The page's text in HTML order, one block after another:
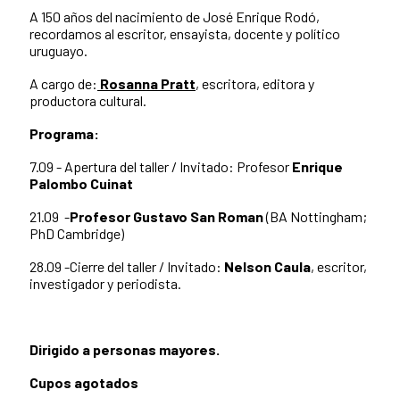
A 150 años del nacimiento de José Enrique Rodó,
recordamos al escritor, ensayista, docente y político
uruguayo.
A cargo de: Rosanna Pratt, escritora, editora y
productora cultural.
Programa:
7.09 - Apertura del taller / Invitado: Profesor Enrique
Palombo Cuinat
21.09 -Profesor Gustavo San Roman(BA Nottingham;
PhD Cambridge)
28.09 -Cierre del taller / Invitado: Nelson Caula, escritor,
investigador y periodista.
Dirigido a personas mayores.
Cupos agotados